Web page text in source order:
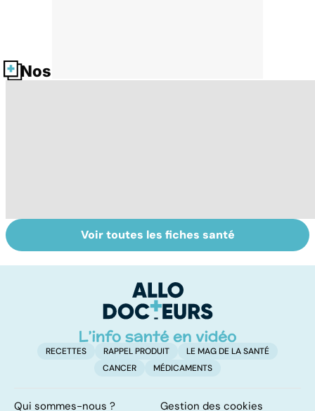
Nos fiches santé
Centenaires, des
exemples de
Personnes
âgées : faire face
d'autonomie
Voir toutes les fiches santé
RECETTES RAPPEL PRODUIT
LE MAG DE LA SANTÉ
CANCER
MÉDICAMENTS
Qui sommes-nous ? Gestion des cookies